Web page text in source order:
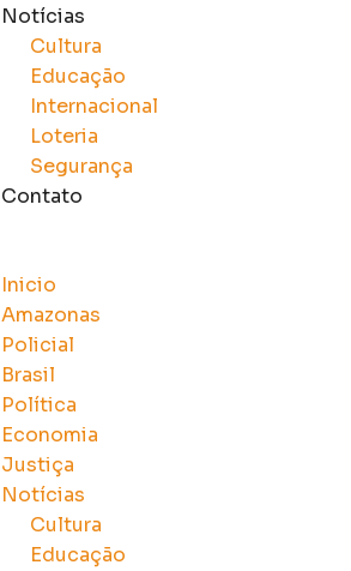
Notícias
Cultura
Educação
Internacional
Loteria
Segurança
Contato
Inicio
Amazonas
Policial
Brasil
Política
Economia
Justiça
Notícias
Cultura
Educação